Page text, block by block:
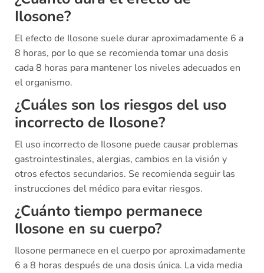
Ilosone?
El efecto de Ilosone suele durar aproximadamente 6 a
8 horas, por lo que se recomienda tomar una dosis
cada 8 horas para mantener los niveles adecuados en
el organismo.
¿Cuáles son los riesgos del uso
incorrecto de Ilosone?
El uso incorrecto de Ilosone puede causar problemas
gastrointestinales, alergias, cambios en la visión y
otros efectos secundarios. Se recomienda seguir las
instrucciones del médico para evitar riesgos.
¿Cuánto tiempo permanece
Ilosone en su cuerpo?
Ilosone permanece en el cuerpo por aproximadamente
6 a 8 horas después de una dosis única. La vida media